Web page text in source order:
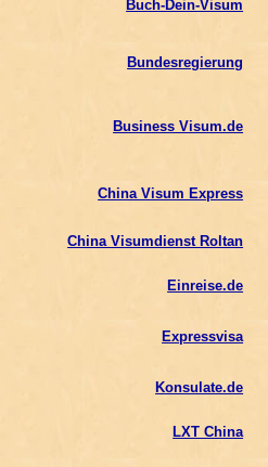
Buch-Dein-Visum
Bundesregierung
Business Visum.de
China Visum Express
China Visumdienst Roltan
Einreise.de
Expressvisa
Konsulate.de
LXT China